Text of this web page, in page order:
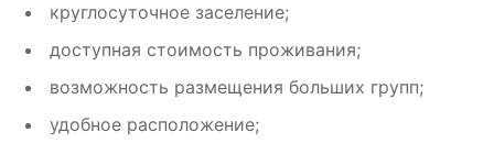
круглосуточное заселение;
доступная стоимость проживания;
возможность размещения больших групп;
удобное расположение;